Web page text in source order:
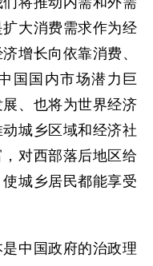
大消费需求作为经
增长向依靠消费、
国国内市场潜力巨
、也将为世界经济
城乡区域和经济社
对西部落后地区给
城乡居民都能享受
中国政府的治政理